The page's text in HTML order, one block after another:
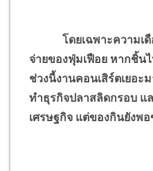
โดยเฉพาะความเดือด
จ่ายของฟุ่มเฟือย หากชิ้นไ
ช่วงนี้งานคอนเสิร์ตเยอ
ทำธุรกิจปลาสลิดกรอบ แ
เศรษฐกิจ แต่ของกินยังพอ